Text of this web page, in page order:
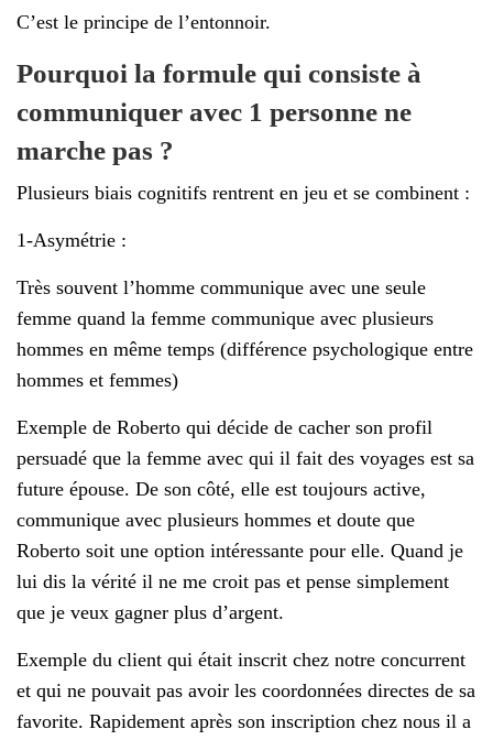
C’est le principe de l’entonnoir.
Pourquoi la formule qui consiste à
communiquer avec 1 personne ne
marche pas ?
Plusieurs biais cognitifs rentrent en jeu et se combinent :
1-Asymétrie :
Très souvent l’homme communique avec une seule
femme quand la femme communique avec plusieurs
hommes en même temps (différence psychologique entre
hommes et femmes)
Exemple de Roberto qui décide de cacher son profil
persuadé que la femme avec qui il fait des voyages est sa
future épouse. De son côté, elle est toujours active,
communique avec plusieurs hommes et doute que
Roberto soit une option intéressante pour elle. Quand je
lui dis la vérité il ne me croit pas et pense simplement
que je veux gagner plus d’argent.
Exemple du client qui était inscrit chez notre concurrent
et qui ne pouvait pas avoir les coordonnées directes de sa
favorite. Rapidement après son inscription chez nous il a